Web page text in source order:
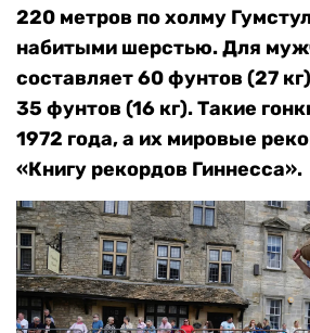
220 метров по холму
набитыми шерстью. Для
составляет 60 фунтов (27
35 фунтов (16 кг). Такие г
1972 года, а их мировые
«Книгу рекордов Гиннесса».